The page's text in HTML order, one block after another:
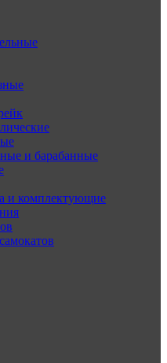
и барабанные
и комплектующие